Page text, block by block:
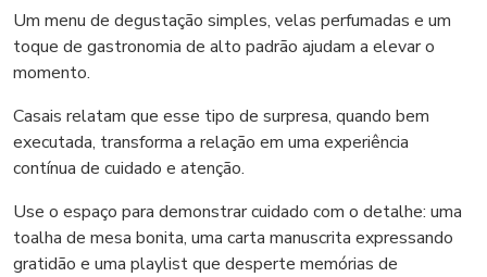
Um menu de degustação simples, velas perfumadas e um
toque de gastronomia de alto padrão ajudam a elevar o
momento.
Casais relatam que esse tipo de surpresa, quando bem
executada, transforma a relação em uma experiência
contínua de cuidado e atenção.
Use o espaço para demonstrar cuidado com o detalhe: uma
toalha de mesa bonita, uma carta manuscrita expressando
gratidão e uma playlist que desperte memórias de